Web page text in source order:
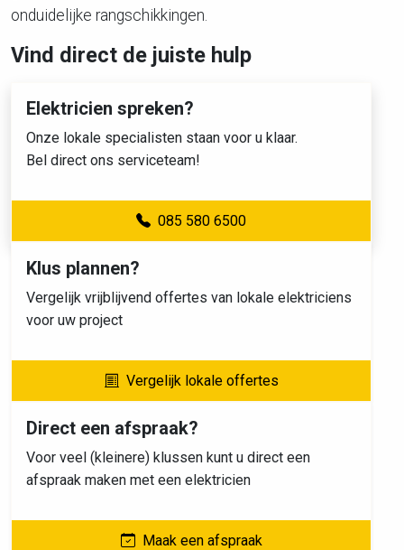
onduidelijke rangschikkingen.
Vind direct de juiste hulp
Elektricien spreken?
Onze lokale specialisten staan voor u klaar.
Bel direct ons serviceteam!
085 580 6500
Klus plannen?
Vergelijk vrijblijvend offertes van lokale elektriciens
voor uw project
Vergelijk lokale offertes
Direct een afspraak?
Voor veel (kleinere) klussen kunt u direct een
afspraak maken met een elektricien
Maak een afspraak